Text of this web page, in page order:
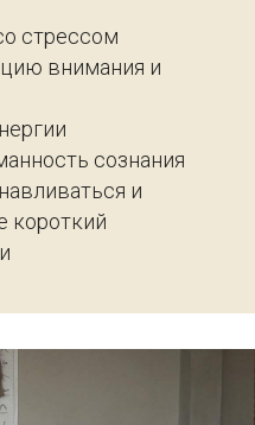
стрессом
внимания и
сознания
и
короткий